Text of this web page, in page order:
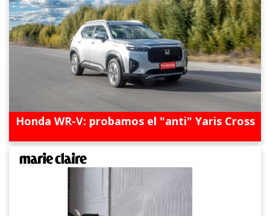
Honda WR-V: probamos el "anti" Yaris Cross